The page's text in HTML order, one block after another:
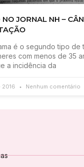
JORNAL NH –
é o segundo tipo de
com menos de 35
a incidência da
2016 Nenhum comentário